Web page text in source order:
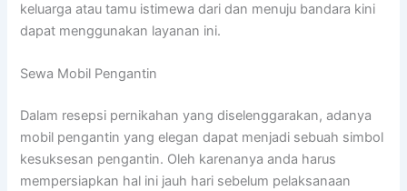
keluarga atau tamu istimewa dari dan menuju bandara kini
dapat menggunakan layanan ini.
Sewa Mobil Pengantin
Dalam resepsi pernikahan yang diselenggarakan, adanya
mobil pengantin yang elegan dapat menjadi sebuah simbol
kesuksesan pengantin. Oleh karenanya anda harus
mempersiapkan hal ini jauh hari sebelum pelaksanaan